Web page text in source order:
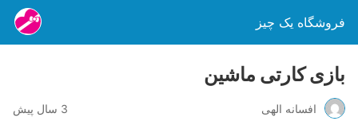
فروشگاه یک چیز
بازی کارتی ماشین
افسانه الهی 3 سال پیش